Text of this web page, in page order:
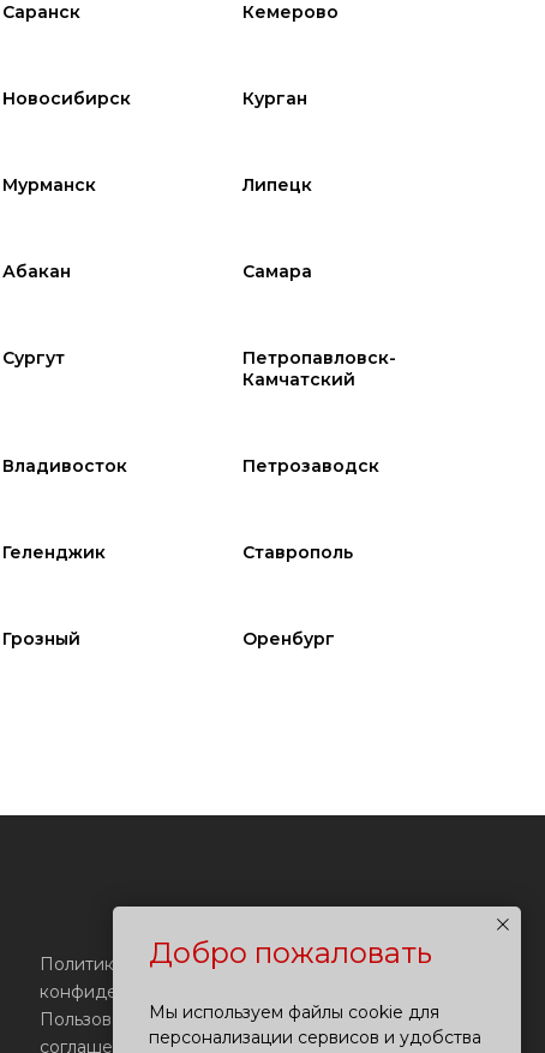
Саранск Кемерово
Новосибирск Курган
Мурманск Липецк
Абакан Самара
Сургут
Петропавловск-
Камчатский
Владивосток Петрозаводск
Геленджик Ставрополь
Грозный Оренбург
Добро пожаловать
Мы используем файлы cookie для
персонализации сервисов и удобства
Политика
конфиденциальности
Пользовательское
соглашение